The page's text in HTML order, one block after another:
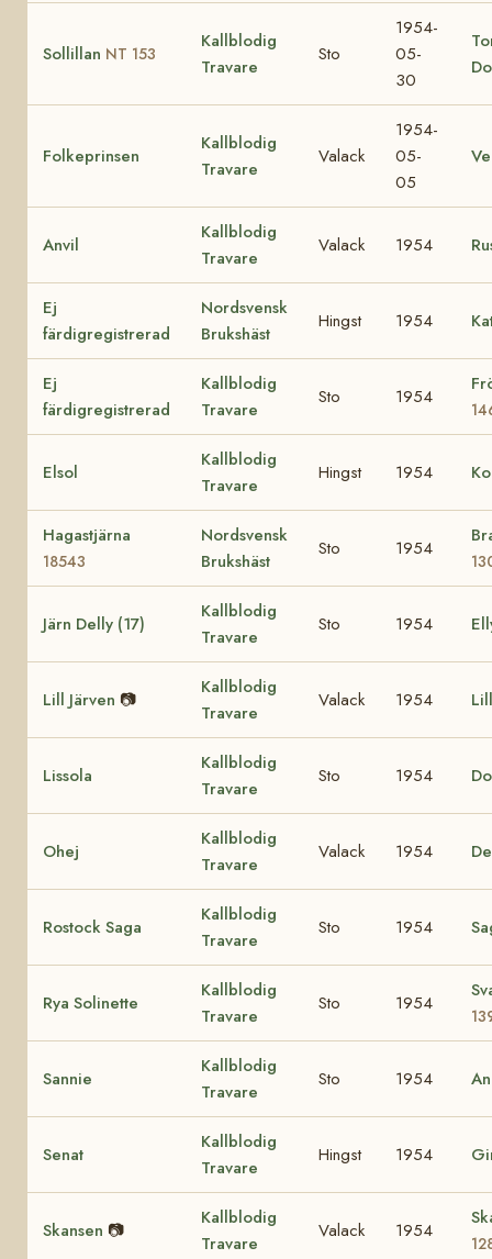
Sollillan NT 153
Kallblodig
Travare
Sto
1954-
05-
30
Folkeprinsen
Kallblodig
Travare
Valack
1954-
05-
05
Anvil
Kallblodig
Travare
Valack 1954
Ej
färdigregistrerad
Nordsvensk
Brukshäst
Hingst 1954
Ej
färdigregistrerad
Kallblodig
Travare
Sto 1954
Elsol
Kallblodig
Travare
Hingst 1954
Hagastjärna
18543
Nordsvensk
Brukshäst
Sto 1954
Järn Delly (17)
Kallblodig
Travare
Sto 1954
Lill Järven 📷
Kallblodig
Travare
Valack 1954
Lissola
Kallblodig
Travare
Sto 1954
Ohej
Kallblodig
Travare
Valack 1954
Rostock Saga
Kallblodig
Travare
Sto 1954
Rya Solinette
Kallblodig
Travare
Sto 1954
Sannie
Kallblodig
Travare
Sto 1954
Senat
Kallblodig
Travare
Hingst 1954
Skansen 📷
Kallblodig
Travare
Valack 1954